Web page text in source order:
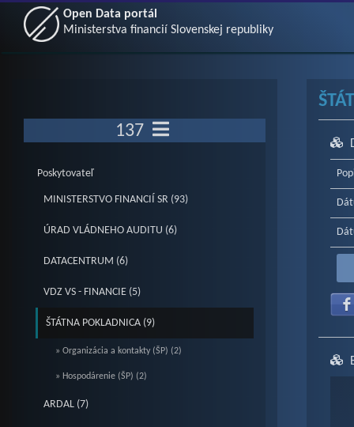
Open Data portál
Ministerstva financií Slovenskej republiky
137
Poskytovateľ
MINISTERSTVO FINANCIÍ SR (93)
ÚRAD VLÁDNEHO AUDITU (6)
DATACENTRUM (6)
VDZ VS - FINANCIE (5)
ŠTÁTNA POKLADNICA (9)
» Organizácia a kontakty (ŠP) (2)
» Hospodárenie (ŠP) (2)
ARDAL (7)